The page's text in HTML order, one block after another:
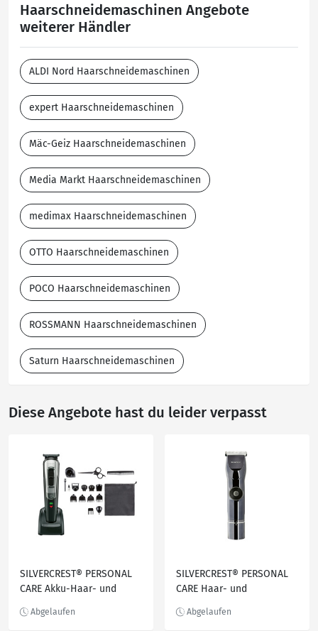
Haarschneidemaschinen Angebote
weiterer Händler
ALDI Nord Haarschneidemaschinen
expert Haarschneidemaschinen
Mäc-Geiz Haarschneidemaschinen
Media Markt Haarschneidemaschinen
medimax Haarschneidemaschinen
OTTO Haarschneidemaschinen
POCO Haarschneidemaschinen
ROSSMANN Haarschneidemaschinen
Saturn Haarschneidemaschinen
Diese Angebote hast du leider verpasst
SILVERCREST® PERSONAL
CARE Akku-Haar- und
SILVERCREST® PERSONAL
CARE Haar- und
800 A1«, mit LED-Display